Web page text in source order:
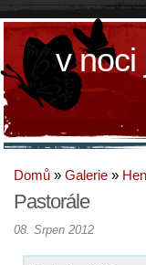
v noci
Domů » Galerie »
Pastorále
08. Srpen 2012